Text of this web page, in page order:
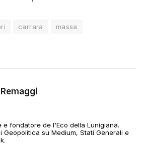
carrara
massa
e fondatore de l'Eco della Lunigiana.
Geopolitica su Medium, Stati Generali e